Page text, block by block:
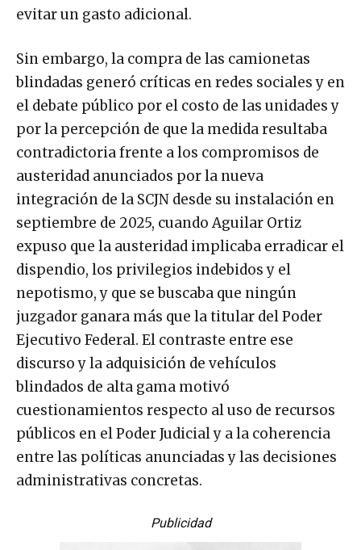
evitar un gasto adicional.
Sin embargo, la compra de las camionetas
blindadas generó críticas en redes sociales y en
el debate público por el costo de las unidades y
por la percepción de que la medida resultaba
contradictoria frente a los compromisos de
austeridad anunciados por la nueva
integración de la SCJN desde su instalación en
septiembre de 2025, cuando Aguilar Ortiz
expuso que la austeridad implicaba erradicar el
dispendio, los privilegios indebidos y el
nepotismo, y que se buscaba que ningún
juzgador ganara más que la titular del Poder
Ejecutivo Federal. El contraste entre ese
discurso y la adquisición de vehículos
blindados de alta gama motivó
cuestionamientos respecto al uso de recursos
públicos en el Poder Judicial y a la coherencia
entre las políticas anunciadas y las decisiones
administrativas concretas.
Publicidad